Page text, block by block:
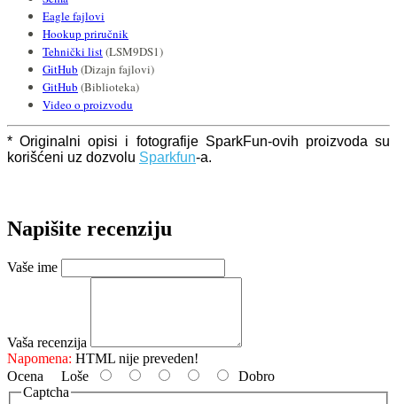
Eagle fajlovi
Hookup priručnik
Tehnički list(LSM9DS1)
GitHub (Dizajn fajlovi)
GitHub (Biblioteka)
Video o proizvodu
* Originalni opisi i fotografije SparkFun-ovih proizvoda su
korišćeni uz dozvolu Sparkfun-a.
Napišite recenziju
Vaše ime
Vaša recenzija
Napomena: HTML nije preveden!
Ocena Loše
Dobro
Captcha